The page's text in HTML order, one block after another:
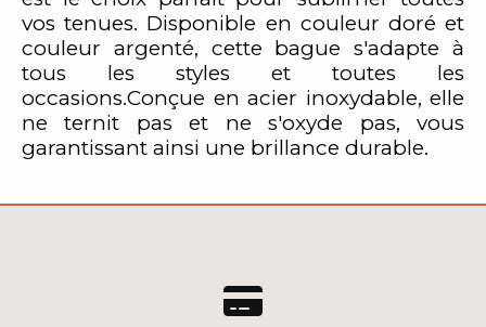
vos tenues. Disponible en couleur doré et
couleur argenté, cette bague s'adapte à
tous les styles et toutes les
occasions.Conçue en acier inoxydable, elle
ne ternit pas et ne s'oxyde pas, vous
garantissant ainsi une brillance durable.
